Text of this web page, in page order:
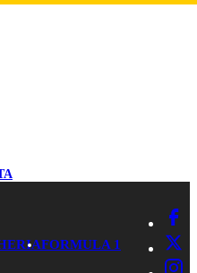
FORMULA 1